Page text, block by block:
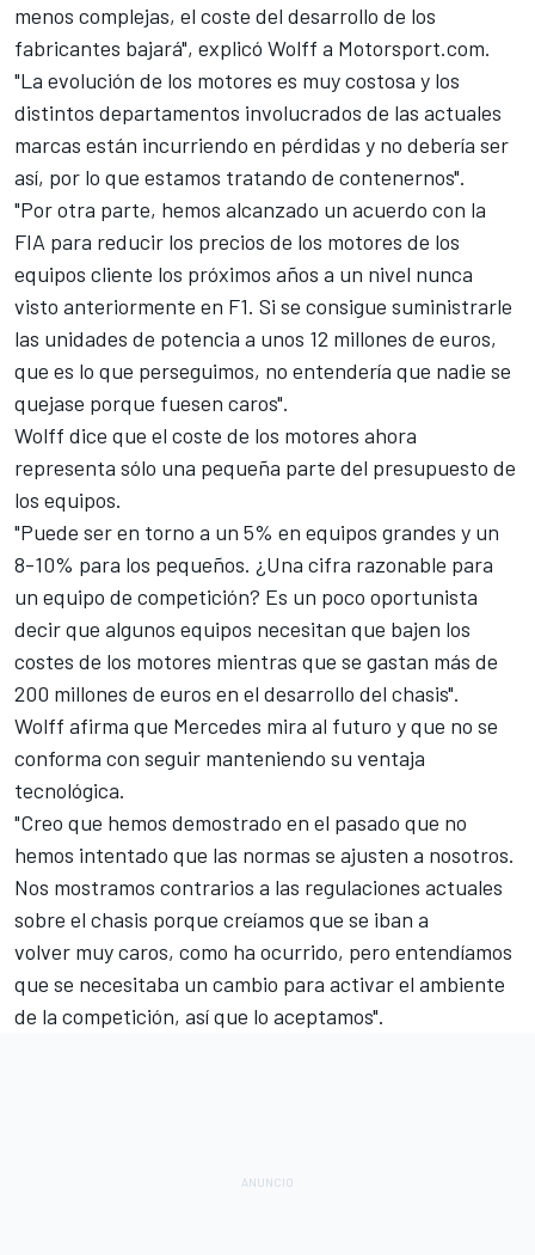
menos complejas, el coste del desarrollo de los
fabricantes bajará", explicó Wolff a Motorsport.com.
"La evolución de los motores es muy costosa y los
distintos departamentos involucrados de las actuales
marcas están incurriendo en pérdidas y no debería ser
así, por lo que estamos tratando de contenernos".
"Por otra parte, hemos alcanzado un acuerdo con la
FIA para reducir los precios de los motores de los
equipos cliente los próximos años a un nivel nunca
visto anteriormente en F1. Si se consigue suministrarle
las unidades de potencia a unos 12 millones de euros,
que es lo que perseguimos, no entendería que nadie se
quejase porque fuesen caros".
Wolff dice que el coste de los motores ahora
representa sólo una pequeña parte del presupuesto de
los equipos.
"Puede ser en torno a un 5% en equipos grandes y un
8-10% para los pequeños. ¿Una cifra razonable para
un equipo de competición? Es un poco oportunista
decir que algunos equipos necesitan que bajen los
costes de los motores mientras que se gastan más de
200 millones de euros en el desarrollo del chasis".
Wolff afirma que Mercedes mira al futuro y que no se
conforma con seguir manteniendo su ventaja
tecnológica.
"Creo que hemos demostrado en el pasado que no
hemos intentado que las normas se ajusten a nosotros.
Nos mostramos contrarios a las regulaciones actuales
sobre el chasis porque creíamos que se iban a
volver muy caros, como ha ocurrido, pero entendíamos
que se necesitaba un cambio para activar el ambiente
de la competición, así que lo aceptamos".